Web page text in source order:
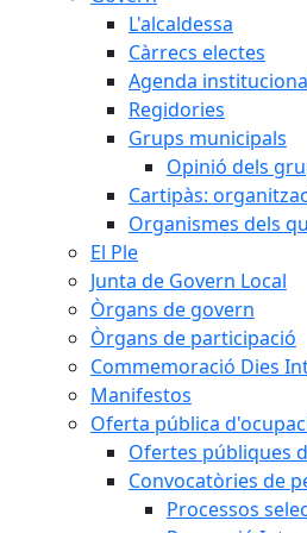
L'alcaldessa
Càrrecs electes
Agenda
Regidories
Grups municipals
Opinió dels
Cartipàs:
Organismes dels
El Ple
Junta de Govern Local
Òrgans de govern
Òrgans de participació
Commemoració Dies
Manifestos
Oferta pública
Ofertes públiques
Convocatòries de
Processos